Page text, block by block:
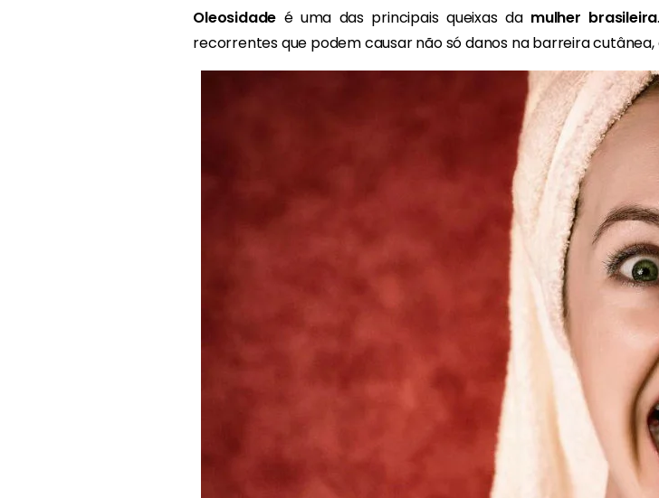
Oleosidade é uma das principais queixas da mulher brasileira
recorrentes que podem causar não só danos na barreira